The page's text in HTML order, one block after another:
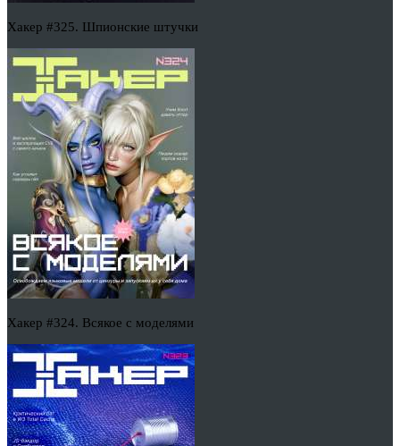
Хакер #325. Шпионские штучки
Хакер #324. Всякое с моделями